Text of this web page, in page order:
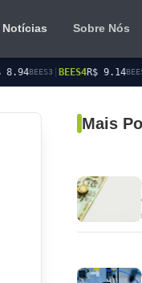
Notícias Sobre Nós
9.14BEES4 |BMGB4R$ 5.51
Mais